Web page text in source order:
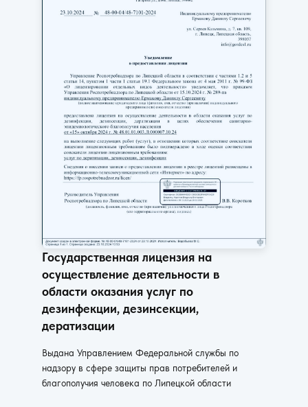
Государственная лицензия на
осуществление деятельности в
области оказания услуг по
дезинфекции, дезинсекции,
дератизации
Выдана Управлением Федеральной службы по
надзору в сфере защиты прав потребителей и
благополучия человека по Липецкой области